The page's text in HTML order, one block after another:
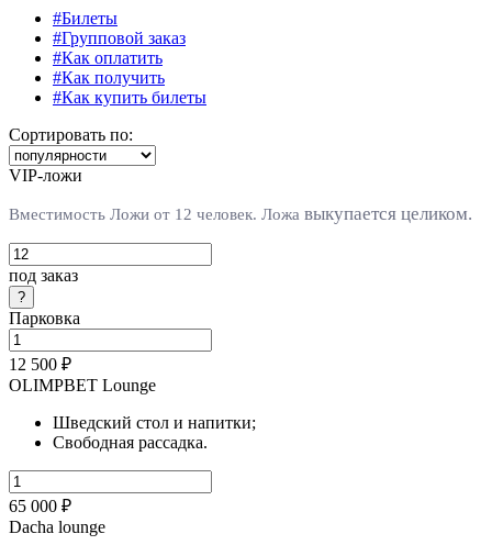
#Билеты
#Групповой заказ
#Как оплатить
#Как получить
#Как купить билеты
Сортировать по:
VIP-ложи
Вместимость Ложи от 12 человек. Ложа выкупается целиком.
под заказ
Парковка
12 500 ₽
OLIMPBET Lounge
Шведский стол и напитки;
Свободная рассадка.
65 000 ₽
Dacha lounge